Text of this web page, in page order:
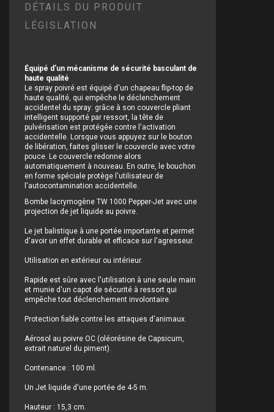
DÉTAILS DU PRODUIT
LÉGISLATION
Équipé d'un mécanisme de sécurité basculant de
haute qualité
Le spray poivré est équipé d'un chapeau flip-top de
haute qualité, qui empêche le déclenchement
accidentel du spray: grâce à son couvercle pliant
intelligent supporté par ressort, la tête de
pulvérisation est protégée contre l'activation
accidentelle. Lorsque vous appuyez sur le bouton
de libération, faites glisser le couvercle avec votre
pouce. Le couvercle redonne alors
automatiquement à nouveau. En outre, le bouchon
en forme spéciale protège l'utilisateur de
l'autocontamination accidentelle.
Bombe lacrymogène TW 1000 Pepper-Jet avec une
projection de jet liquide au poivre.
Le jet balistique à une portée importante et permet
d'avoir un effet durable et efficace sur l'agresseur.
Utilisation en extérieur ou intérieur.
Rapide est sûre avec l'utilisation à une seule main
et munie d'un capot de sécurité à ressort qui
empêche tout déclenchement involontaire.
Protection fiable contre les attaques d'animaux.
Aérosol au poivre OC (oléorésine de Capsicum,
extrait naturel du piment).
Contenance : 100 ml.
Un Jet liquide d'une portée de 4-5 m.
Hauteur : 15,3 cm.